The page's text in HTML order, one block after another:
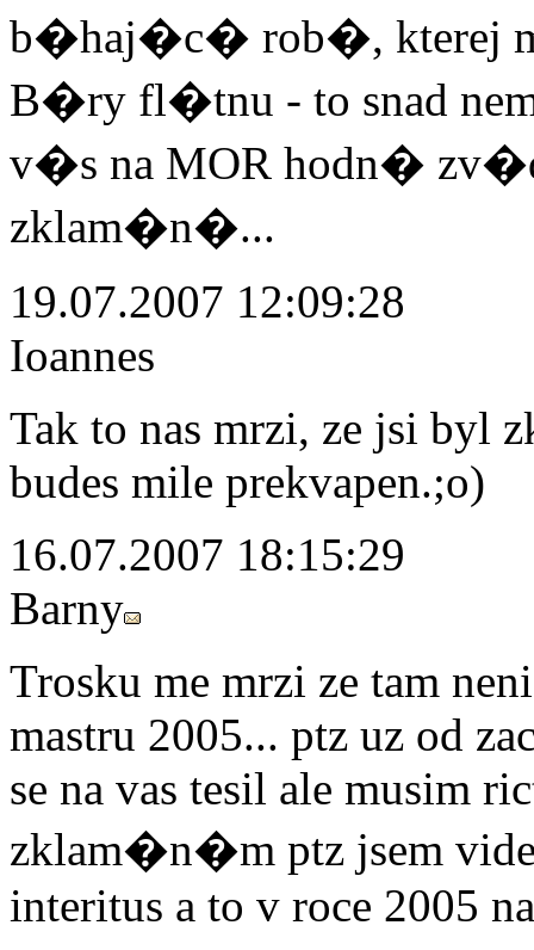
b�haj�c� rob�, kterej
B�ry fl�tnu - to snad
v�s na MOR hodn�
zklam�n�...
19.07.2007 12:09:28
Ioannes
Tak to nas mrzi, ze jsi byl
budes mile prekvapen.;o)
16.07.2007 18:15:29
Barny
Trosku me mrzi ze tam
mastru 2005... ptz uz od
se na vas tesil ale musim
zklam�n�m ptz jsem
interitus a to v roce 2005